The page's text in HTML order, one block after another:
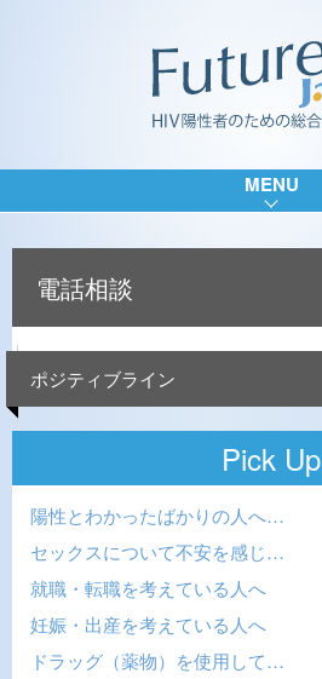
MENU
電話相談
ポジティブライン
Pick Up
陽性とわかったばかりの人へ…
セックスについて不安を感じ…
就職・転職を考えている人へ
妊娠・出産を考えている人へ
ドラッグ（薬物）を使用して…